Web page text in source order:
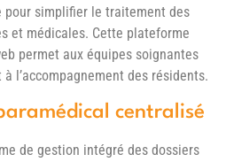
simplifier le traitement des
et médicales. Cette plateforme
permet aux équipes soignantes
l’accompagnement des résidents.
centralisé
de gestion intégré des dossiers